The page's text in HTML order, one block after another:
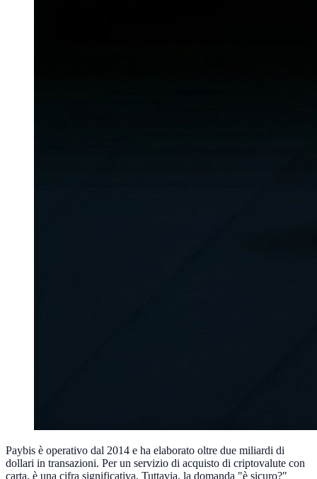
Paybis è operativo dal 2014 e ha elaborato oltre due miliardi di
dollari in transazioni. Per un servizio di acquisto di criptovalute con
carta, è una cifra significativa. Tuttavia, la domanda "è sicuro?"